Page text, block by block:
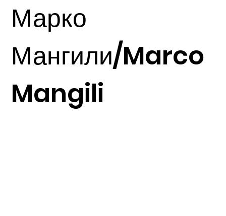
керамические плиты
Марко
Мангили/Marco
Mangili